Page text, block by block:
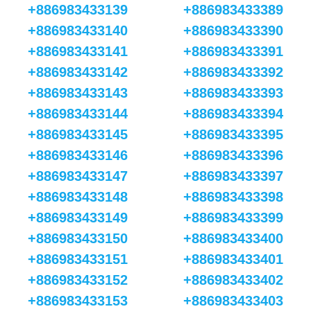
+886983433139
+886983433140
+886983433141
+886983433142
+886983433143
+886983433144
+886983433145
+886983433146
+886983433147
+886983433148
+886983433149
+886983433150
+886983433151
+886983433152
+886983433153
+886983433389
+886983433390
+886983433391
+886983433392
+886983433393
+886983433394
+886983433395
+886983433396
+886983433397
+886983433398
+886983433399
+886983433400
+886983433401
+886983433402
+886983433403